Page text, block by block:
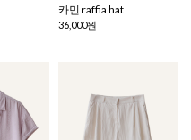
카민 raffia hat
36,000원